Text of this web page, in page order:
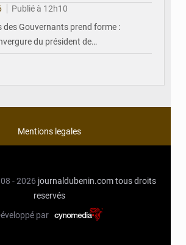
Publié à 12h10
des Gouvernants prend forme :
du président de…
Mentions legales
- 2026 journaldubenin.com tous droits
reservés
par